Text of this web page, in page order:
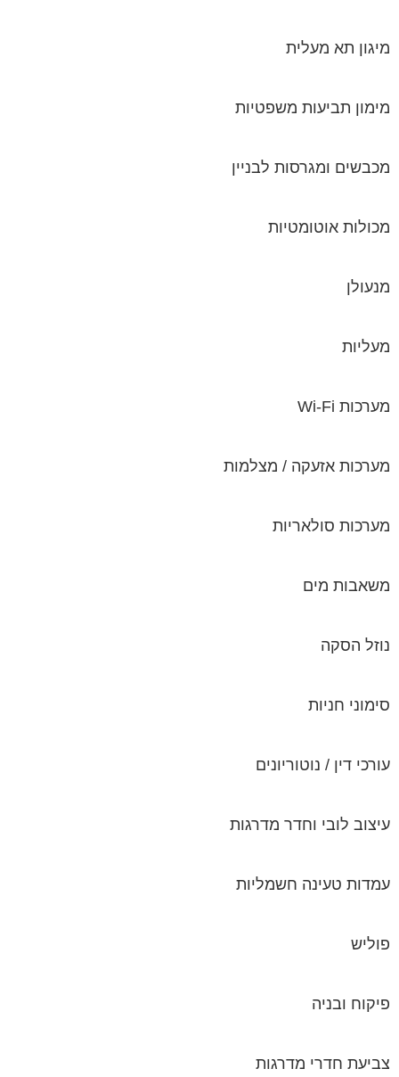
מיגון תא מעלית
מימון תביעות משפטיות
מכבשים ומגרסות לבניין
מכולות אוטומטיות
מנעולן
מעליות
מערכות Wi-Fi
מערכות אזעקה / מצלמות
מערכות סולאריות
משאבות מים
נוזל הסקה
סימוני חניות
עורכי דין / נוטוריונים
עיצוב לובי וחדר מדרגות
עמדות טעינה חשמליות
פוליש
פיקוח ובניה
צביעת חדרי מדרגות